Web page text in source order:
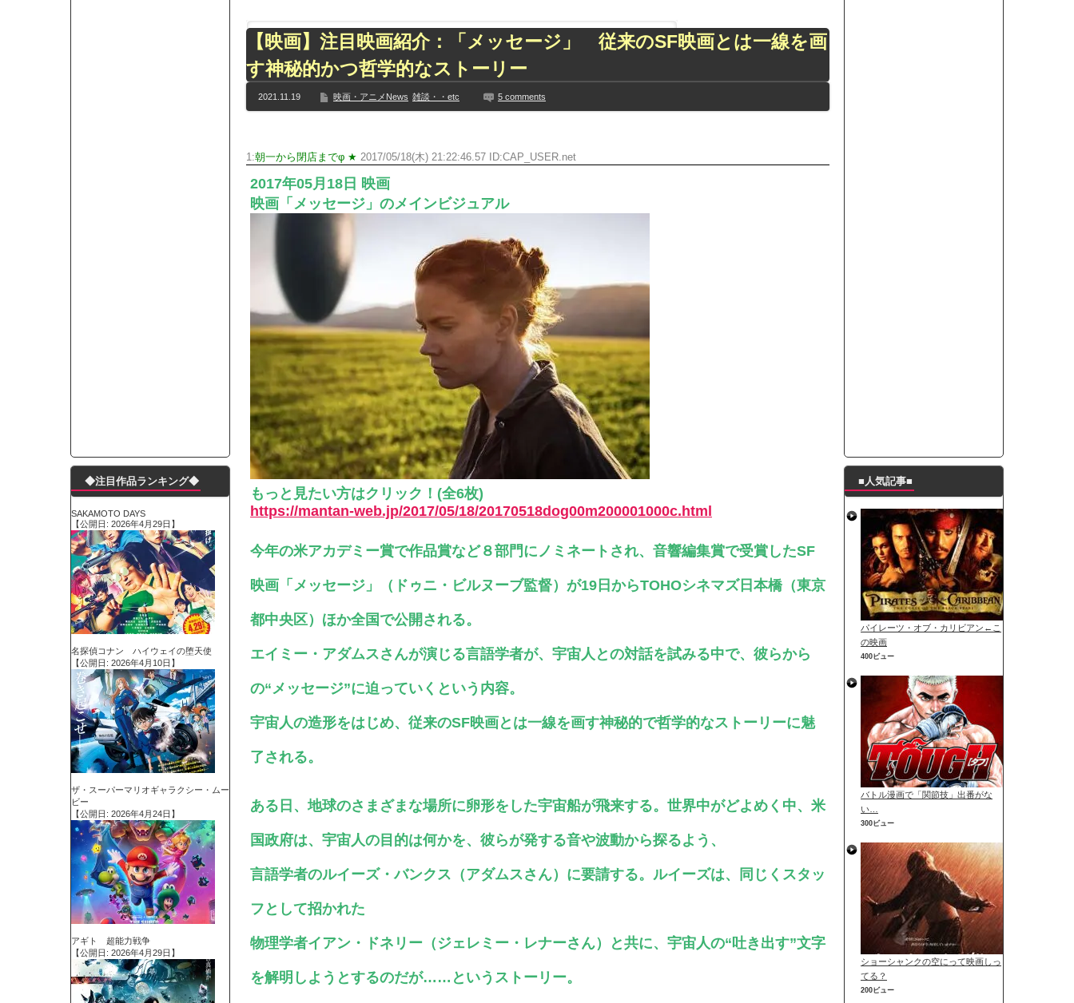
【乃木坂】水谷豊の息子、三山凌輝がW不倫‼共演した久保史緒里と中村麗...
【TWICE】サナが佐藤健とダブル主演の映画で演技に初挑戦‼
【乃木坂】TIFで披露したストライキダンスが大バズリ‼
【速報】石破首相 大敗の責任「両院議員総会での意見や総括を踏まえ、適...
【画像】色盲にはグレーにしか見えない事実がこちらｗｗｗｗｗｗ
ランJ民ワイ、新しいランニングシューズを手に入れる
モーニングショー「視聴率5.2％！」テレビ朝日「ひたすら自民批判！」...
出自が社長にバレて「愛人になれ」と脅された。辞めたら1週間もしないう...
子供部屋おじさんなんですがコード類の配線ぐちゃぐちゃさせない方法教え...
ポルシェが満を持して送り出す初EV 「タイカン」はテスラのライバルに...
【朗報】阪神のドラフト、ガチで大当たりだったｗｗｗｗｗｗｗｗｗｗｗｗ...
下半身トレーニング、太ももに自信ニキきてくれｗｗｗｗｗｗｗｗｗ
【画像】海にいたカップルさん、エ□かわすぎる彼女が話題になってしまう...
【悲報】渡邊渚さん「キスしろよ」のヤジでPTSD発症時の状態に逆戻り...
【速報】れいわ新選組が「いのちの党」に改名ｗｗｗｗｗｗｗｗｗｗｗ
【画像】彼女「ねー、今日のデートこれで行っていー？」ﾊﾟｼｬ
出自が社長にバレて「愛人になれ」と脅された。辞めたら1週間もしないう...
【唖然】渋谷のホームレス対策、とんでもない領域へｗｗｗｗｗｗ
【速報】川島海荷、警視庁前で接触事故
本田翼が好きなB'zの曲ランキングが酷すぎるｗｗｗｗｗ
Powered by livedoor 相互RSS
【映画】注目映画紹介：「メッセージ」 従来のSF映画とは一線を画
す神秘的かつ哲学的なストーリー
2021.11.19 映画・アニメNews 雑談・・etc 5 comments
1:朝一から閉店までφ ★ 2017/05/18(木) 21:22:46.57 ID:CAP_USER.net
2017年05月18日 映画
映画「メッセージ」のメインビジュアル
もっと見たい方はクリック！(全6枚)
https://mantan-web.jp/2017/05/18/20170518dog00m200001000c.html
今年の米アカデミー賞で作品賞など８部門にノミネートされ、音響編集賞で受賞したSF
映画「メッセージ」（ドゥニ・ビルヌーブ監督）が19日からTOHOシネマズ日本橋（東京
都中央区）ほか全国で公開される。
エイミー・アダムスさんが演じる言語学者が、宇宙人との対話を試みる中で、彼らから
の“メッセージ”に迫っていくという内容。
宇宙人の造形をはじめ、従来のSF映画とは一線を画す神秘的で哲学的なストーリーに魅
了される。
ある日、地球のさまざまな場所に卵形をした宇宙船が飛来する。世界中がどよめく中、米
国政府は、宇宙人の目的は何かを、彼らが発する音や波動から探るよう、
言語学者のルイーズ・バンクス（アダムスさん）に要請する。ルイーズは、同じくスタッ
フとして招かれた
物理学者イアン・ドネリー（ジェレミー・レナーさん）と共に、宇宙人の“吐き出す”文字
を解明しようとするのだが……というストーリー。
◆注目作品ランキング◆
SAKAMOTO DAYS
【公開日: 2026年4月29日】
名探偵コナン ハイウェイの堕天使
【公開日: 2026年4月10日】
ザ・スーパーマリオギャラクシー・ムー
ビー
【公開日: 2026年4月24日】
アギト 超能力戦争
【公開日: 2026年4月29日】
■人気記事■
パイレーツ・オブ・カリビアン←こ
の映画
400ビュー
バトル漫画で「関節技」出番がな
い…
300ビュー
ショーシャンクの空にって映画しっ
てる？
200ビュー